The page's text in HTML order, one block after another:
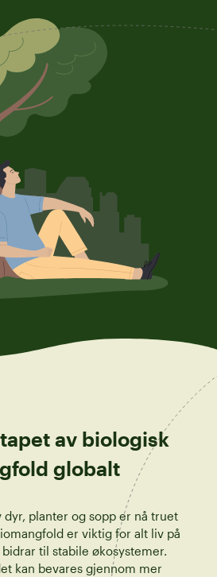
av biologisk
globalt
dyr, planter og sopp er nå truet
er viktig for alt liv på
til stabile økosystemer.
kan bevares gjennom mer